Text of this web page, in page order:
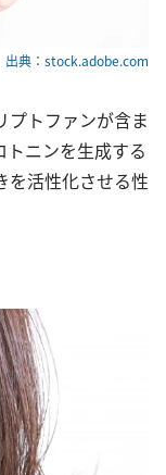
出典：stock.adobe.com
プトファンが含ま
ニンを生成する
を活性化させる性